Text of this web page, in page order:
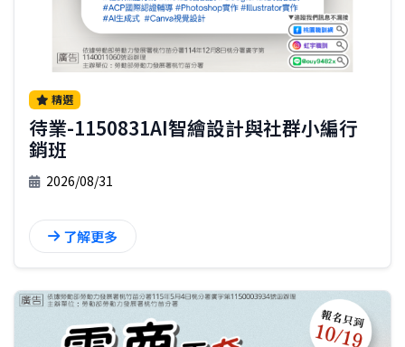
精選
待業-1150831AI智繪設計與社群小編行
銷班
2026/08/31
了解更多